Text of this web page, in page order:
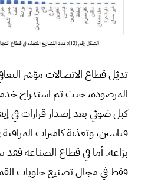
تذيّل قطاع الاتصالات مؤشر
المرصودة، حيث تم استدراج خدمة
كبل ضوئي بعد إصدار قرارات في
قباسين، وتغذية كاميرات المراقبة
بزاعة. أما في قطاع الصناعة
فقط في مجال تصنيع حاويات